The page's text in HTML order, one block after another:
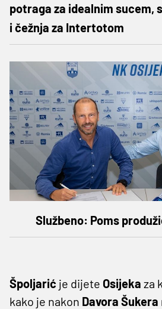
potraga za idealnim sucem,
i čežnja za Intertotom
Službeno: Poms
Špoljarić je dijete Osijeka za
kako je nakon Davora Šukera